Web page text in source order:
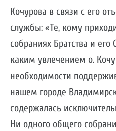
Кочурова в связи с его
службы: «Те, кому
собраниях Братства и его
каким увлечением о.
необходимости
нашем городе
содержалась
Ни одного общего